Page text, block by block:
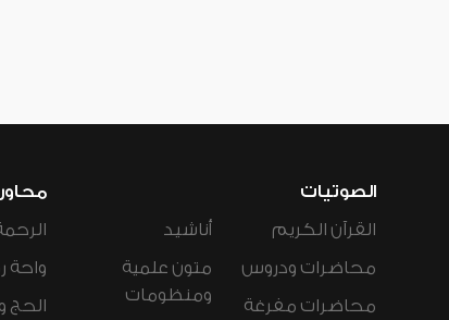
الصوتيات
القرآن الكريم
محاضرات ودروس
محاضرات مفرغة
أناشيد
متون علمية
ومنظومات
واحة
الحج